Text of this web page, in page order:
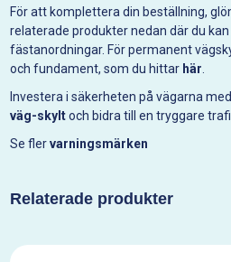
För att komplettera din beställning,
relaterade produkter nedan där du
fästanordningar. För permanent
och fundament, som du hittar här
Investera i säkerheten på vägarna
väg-skyltoch bidra till en tryggare
Se flervarningsmärken
Relaterade produkter